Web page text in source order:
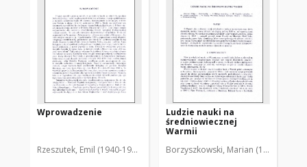
Wprowadzenie
Rzeszutek, Emil (1940-1997)
Ludzie nauki na
średniowiecznej
Warmii
Borzyszkowski, Marian (1936-2001)